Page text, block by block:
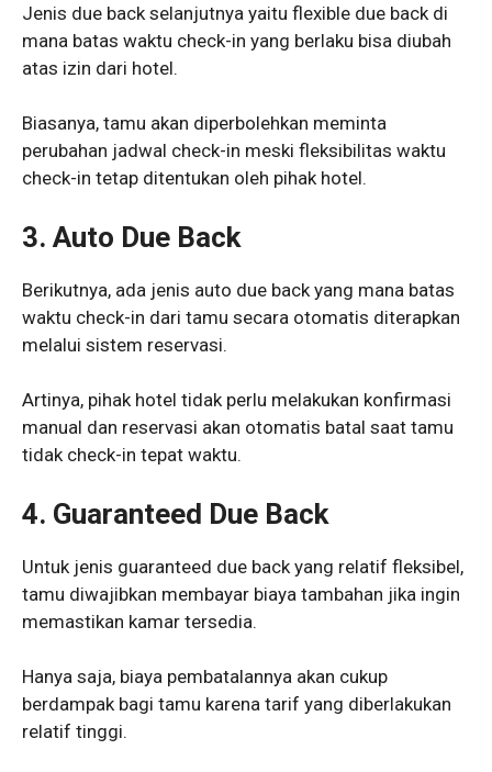
Jenis due back selanjutnya yaitu flexible due back di
mana batas waktu check-in yang berlaku bisa diubah
atas izin dari hotel.
Biasanya, tamu akan diperbolehkan meminta
perubahan jadwal check-in meski fleksibilitas waktu
check-in tetap ditentukan oleh pihak hotel.
3. Auto Due Back
Berikutnya, ada jenis auto due back yang mana batas
waktu check-in dari tamu secara otomatis diterapkan
melalui sistem reservasi.
Artinya, pihak hotel tidak perlu melakukan konfirmasi
manual dan reservasi akan otomatis batal saat tamu
tidak check-in tepat waktu.
4. Guaranteed Due Back
Untuk jenis guaranteed due back yang relatif fleksibel,
tamu diwajibkan membayar biaya tambahan jika ingin
memastikan kamar tersedia.
Hanya saja, biaya pembatalannya akan cukup
berdampak bagi tamu karena tarif yang diberlakukan
relatif tinggi.